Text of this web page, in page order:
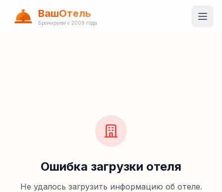
ВашОтель
Бронируем с 2009 года
Ошибка загрузки отеля
Не удалось загрузить информацию об отеле.